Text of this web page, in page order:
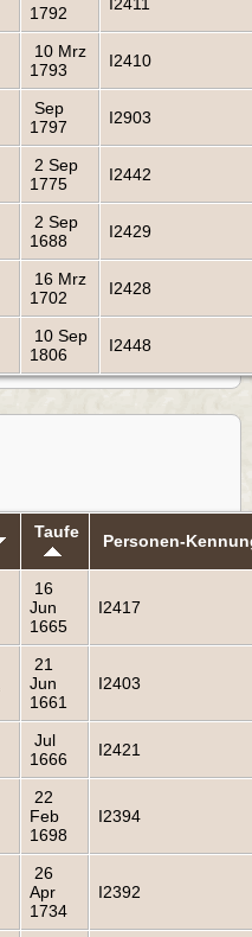
1792
10 Mrz
1793
I2410
Sep
1797
I2903
2 Sep
1775
I2442
2 Sep
1688
I2429
16 Mrz
1702
I2428
10 Sep
1806
I2448
Taufe Personen-
16
Jun
1665
I2417
21
Jun
1661
I2403
Jul
1666
I2421
22
Feb
1698
I2394
26
Apr
1734
I2392